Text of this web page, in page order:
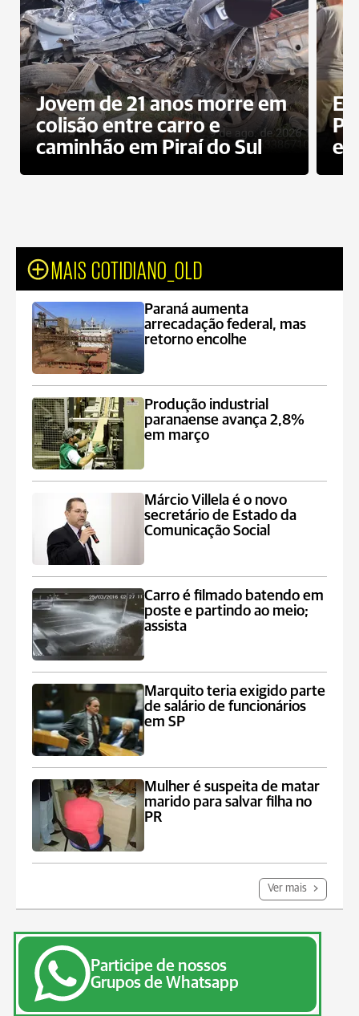
Jovem de 21 anos morre em
colisão entre carro e
caminhão em Piraí do Sul
MAIS COTIDIANO_OLD
Paraná aumenta
arrecadação federal, mas
retorno encolhe
Produção industrial
paranaense avança 2,8%
em março
Márcio Villela é o novo
secretário de Estado da
Comunicação Social
Carro é filmado batendo em
poste e partindo ao meio;
assista
Marquito teria exigido parte
de salário de funcionários
em SP
Mulher é suspeita de matar
marido para salvar filha no
PR
Ver mais
Participe de nossos
Grupos de Whatsapp